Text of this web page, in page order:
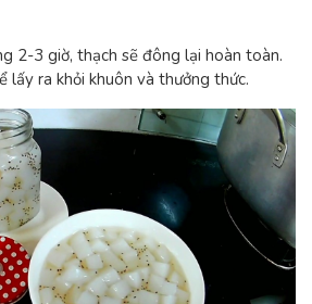
2-3 giờ, thạch sẽ đông lại hoàn toàn.
lấy ra khỏi khuôn và thưởng thức.